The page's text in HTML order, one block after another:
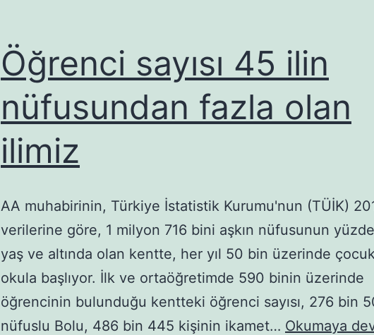
Öğrenci sayısı 45 ilin
nüfusundan fazla olan
ilimiz
AA muhabirinin, Türkiye İstatistik Kurumu'nun (TÜİK)
verilerine göre, 1 milyon 716 bini aşkın nüfusunun
yaş ve altında olan kentte, her yıl 50 bin üzerinde
okula başlıyor. İlk ve ortaöğretimde 590 binin üzerinde
öğrencinin bulunduğu kentteki öğrenci sayısı, 276 bin
nüfuslu Bolu, 486 bin 445 kişinin ikamet… Okumaya